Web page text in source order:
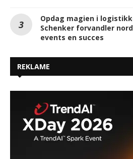
Opdag magien i
Schenker forvandler
events en succes
REKLAME